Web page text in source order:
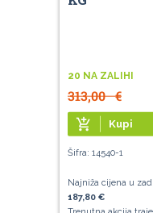
20 NA ZALIHI
313,00€
add_shopping_cart Kupi
Šifra: 14540-1
Najniža cijena u
187,80 €